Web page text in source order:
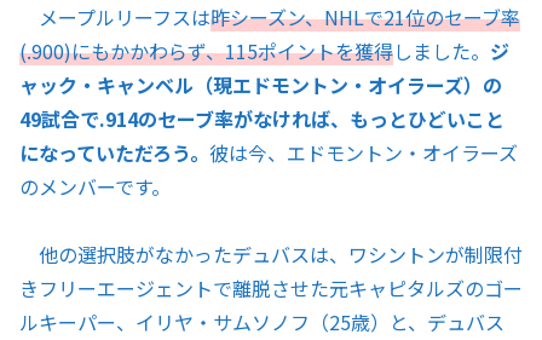
メープルリーフスは昨シーズン、NHLで21位のセーブ率
(.900)にもかかわらず、115ポイントを獲得しました。 ジ
ャック・キャンベル（現エドモントン・オイラーズ）の
49試合で.914のセーブ率がなければ、もっとひどいこと
になっていただろう。 彼は今、エドモントン・オイラーズ
のメンバーです。
他の選択肢がなかったデュバスは、ワシントンが制限付
きフリーエージェントで離脱させた元キャピタルズのゴー
ルキーパー、イリヤ・サムソノフ（25歳）と、デュバス